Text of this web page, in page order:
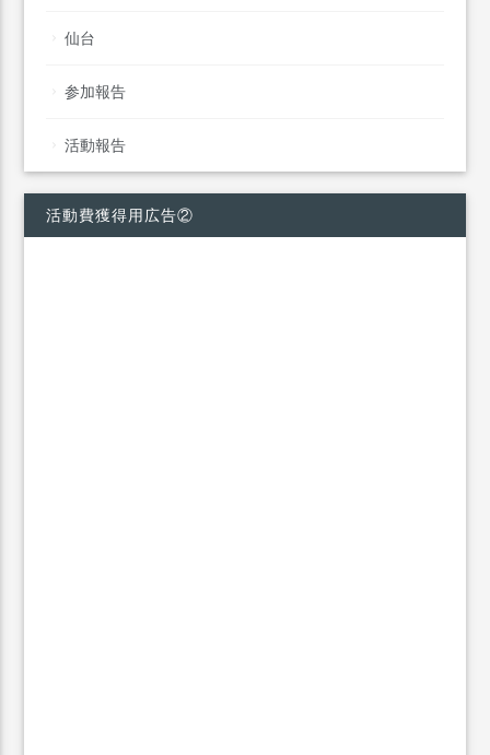
仙台
参加報告
活動報告
活動費獲得用広告②